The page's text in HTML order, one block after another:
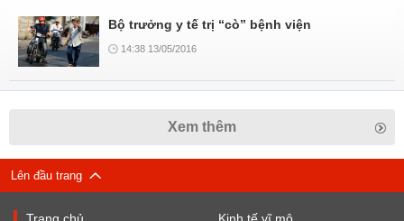
Bộ trưởng y tế trị “cò” bệnh viện
14:38 13/05/2016
Xem thêm
Lên đầu trang